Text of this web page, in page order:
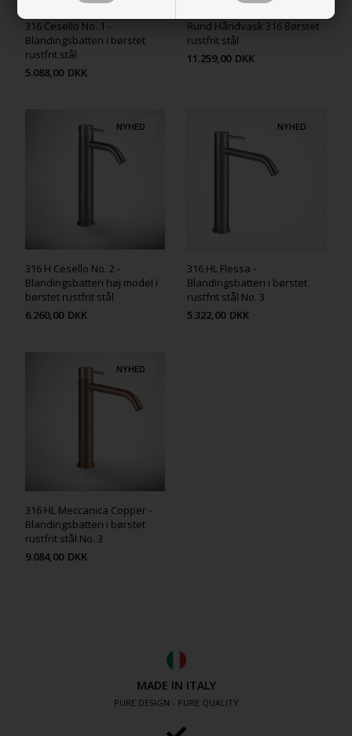
316 Cesello No. 1 -
Blandingsbatteri i børstet
rustfrit stål
5.088,00 DKK
Rund Håndvask 316 Børstet
rustfrit stål
11.259,00 DKK
NYHED
316 H Cesello No. 2 -
Blandingsbatteri høj model i
børstet rustfrit stål
6.260,00 DKK
NYHED
316 HL Flessa -
Blandingsbatteri i børstet
rustfrit stål No. 3
5.322,00 DKK
NYHED
316 HL Meccanica Copper -
Blandingsbatteri i børstet
rustfrit stål No. 3
9.084,00 DKK
MADE IN ITALY
PURE DESIGN - PURE QUALITY